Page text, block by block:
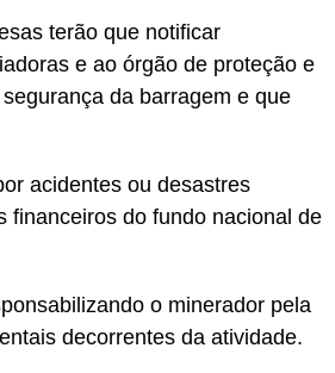
terão que notificar
e ao órgão de proteção e
da barragem e que
acidentes ou desastres
financeiros do fundo nacional de
o minerador pela
decorrentes da atividade.